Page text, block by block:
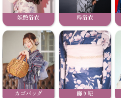
妖艶浴衣 粋浴衣
カゴバッグ 飾り紐